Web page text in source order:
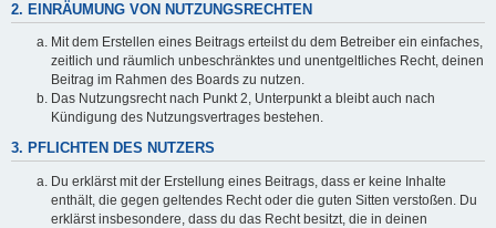
2. EINRÄUMUNG VON NUTZUNGSRECHTEN
Mit dem Erstellen eines Beitrags erteilst du dem Betreiber ein einfaches,
zeitlich und räumlich unbeschränktes und unentgeltliches Recht, deinen
Beitrag im Rahmen des Boards zu nutzen.
Das Nutzungsrecht nach Punkt 2, Unterpunkt a bleibt auch nach
Kündigung des Nutzungsvertrages bestehen.
3. PFLICHTEN DES NUTZERS
Du erklärst mit der Erstellung eines Beitrags, dass er keine Inhalte
enthält, die gegen geltendes Recht oder die guten Sitten verstoßen. Du
erklärst insbesondere, dass du das Recht besitzt, die in deinen